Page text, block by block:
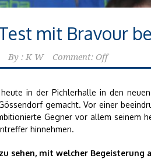
mit Bravour
By : K W Comment: Off
in der Pichlerhalle in den
gemacht. Vor einer
Gegner vor allem seinem
hinnehmen.
sehen, mit welcher Begeisterung